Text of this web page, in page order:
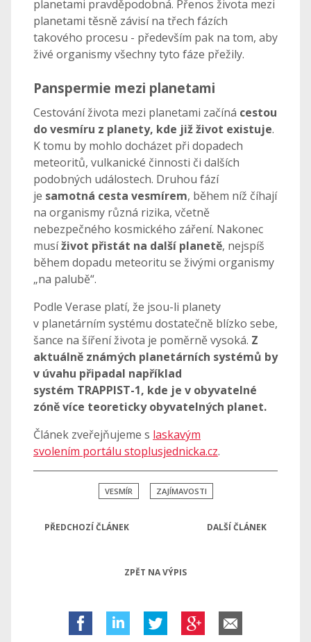
planetami pravděpodobná. Přenos života mezi
planetami těsně závisí na třech fázích
takového procesu - především pak na tom, aby
živé organismy všechny tyto fáze přežily.
Panspermie mezi planetami
Cestování života mezi planetami začíná cestou
do vesmíru z planety, kde již život existuje.
K tomu by mohlo docházet při dopadech
meteoritů, vulkanické činnosti či dalších
podobných událostech. Druhou fází
je samotná cesta vesmírem, během níž číhají
na organismy různá rizika, včetně
nebezpečného kosmického záření. Nakonec
musíživot přistát na další planetě, nejspíš
během dopadu meteoritu se živými organismy
„na palubě“.
Podle Verase platí, že jsou-li planety
v planetárním systému dostatečně blízko sebe,
šance na šíření života je poměrně vysoká. Z
aktuálně známých planetárních systémů by
v úvahu připadal například
systém TRAPPIST-1, kde je v obyvatelné
zóně více teoreticky obyvatelných planet.
Článek zveřejňujeme s laskavým
svolením portálu stoplusjednicka.cz.
VESMÍR ZAJÍMAVOSTI
PŘEDCHOZÍ ČLÁNEK DALŠÍ ČLÁNEK
ZPĚT NA VÝPIS